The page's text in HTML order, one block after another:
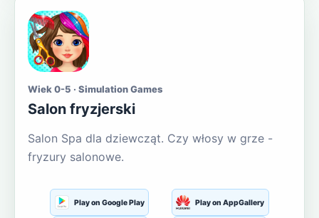
Wiek 0-5 · Simulation Games
Salon fryzjerski
Salon Spa dla dziewcząt. Czy włosy w grze -
fryzury salonowe.
Play on Google Play Play on AppGallery